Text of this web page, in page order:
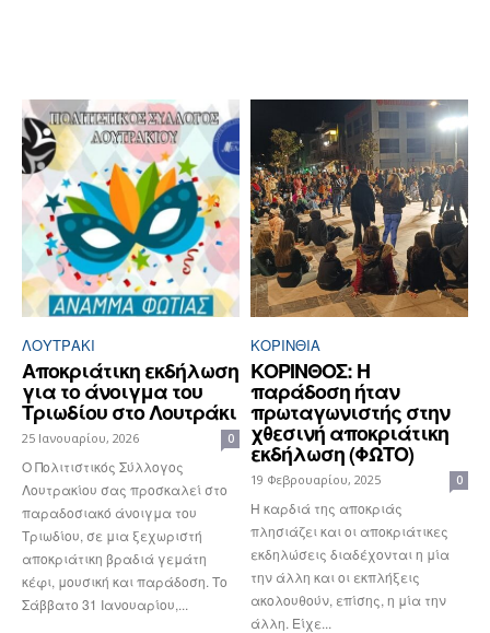
ΛΟΥΤΡΆΚΙ
Αποκριάτικη εκδήλωση
για το άνοιγμα του
Τριωδίου στο Λουτράκι
25 Ιανουαρίου, 2026 0
Ο Πολιτιστικός Σύλλογος
Λουτρακίου σας προσκαλεί στο
παραδοσιακό άνοιγμα του
Τριωδίου, σε μια ξεχωριστή
αποκριάτικη βραδιά γεμάτη
κέφι, μουσική και παράδοση. Το
Σάββατο 31 Ιανουαρίου,...
ΚΟΡΙΝΘΊΑ
ΚΟΡΙΝΘΟΣ: Η
παράδοση ήταν
πρωταγωνιστής στην
χθεσινή αποκριάτικη
εκδήλωση (ΦΩΤΟ)
19 Φεβρουαρίου, 2025 0
Η καρδιά της αποκριάς
πλησιάζει και οι αποκριάτικες
εκδηλώσεις διαδέχονται η μία
την άλλη και οι εκπλήξεις
ακολουθούν, επίσης, η μία την
άλλη. Είχε...